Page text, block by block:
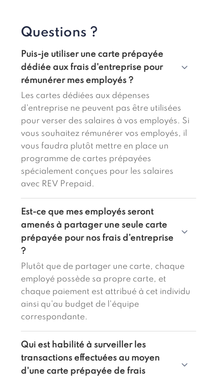
Questions ?
Puis-je utiliser une carte prépayée
dédiée aux frais d'entreprise pour
rémunérer mes employés ?
Les cartes dédiées aux dépenses
d'entreprise ne peuvent pas être utilisées
pour verser des salaires à vos employés. Si
vous souhaitez rémunérer vos employés, il
vous faudra plutôt mettre en place un
programme de cartes prépayées
spécialement conçues pour les salaires
avec REV Prepaid.
Est-ce que mes employés seront
amenés à partager une seule carte
prépayée pour nos frais d’entreprise
?
Plutôt que de partager une carte, chaque
employé possède sa propre carte, et
chaque paiement est attribué à cet individu
ainsi qu'au budget de l'équipe
correspondante.
Qui est habilité à surveiller les
transactions effectuées au moyen
d'une carte prépayée de frais